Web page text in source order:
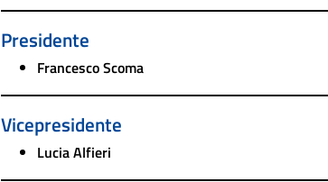
Presidente
Francesco Scoma
Vicepresidente
Lucia Alfieri